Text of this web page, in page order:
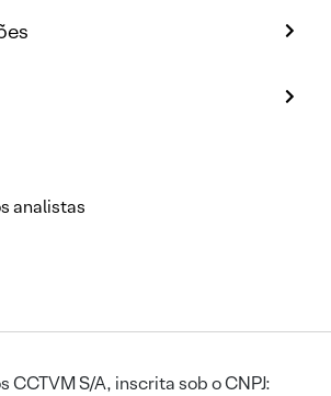
analistas
CCTVM S/A, inscrita sob o CNPJ: